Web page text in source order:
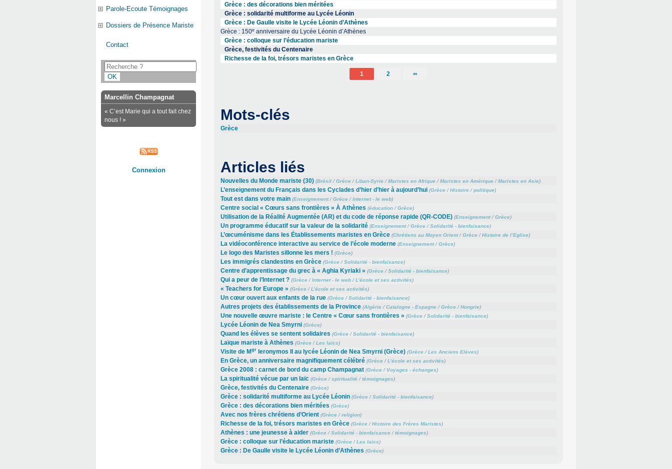
Grèce : des décorations bien méritées
Grèce : solidarité multiforme au Lycée Léonin
Grèce : De Gaulle visite le Lycée Léonin d’Athènes
Grèce : 150eanniversaire du Lycée Léonin d’Athènes
Grèce : colloque sur l’éducation mariste
Grèce, festivités du Centenaire
Richesse de la foi, trésors maristes en Grèce
1 2 ∞
Mots-clés
Grèce
Articles liés
Nouvelles du Monde mariste (30) (Brésil/Grèce/Liban-Syrie/Maristes en Afrique/Maristes en Amérique/Maristes en Asie)
L’enseignement du Français dans les Cyclades d’hier d’hier à aujourd’hui (Grèce/Histoire/politique)
Tout est dans votre main (Enseignement/Grèce/Internet - le web)
Centre social « Cœurs sans frontières » À Athènes (éducation/Grèce)
Utilisation de la Réalité Augmentée (AR) et du code de réponse rapide (QR-CODE) (Enseignement/Grèce)
Un programme éducatif sur la valeur de la solidarité (Enseignement/Grèce/Solidarité - bienfaisance)
L’œcuménisme dans les Établissements maristes en Grèce (Chrétiens au Moyen Orient/Grèce/Histoire de l’Eglise)
La vidéoconférence interactive au service de l’école moderne (Enseignement/Grèce)
Le logo des Maristes sillonne les mers ! (Grèce)
Les immigrés clandestins en Grèce (Grèce/Solidarité - bienfaisance)
Centre d’apprentissage du grec à « Aghia Kyriaki » (Grèce/Solidarité - bienfaisance)
Qui a peur de l’Internet ? (Grèce/Internet - le web/L’école et ses activités)
« Teachers for Europe » (Grèce/L’école et ses activités)
Un cœur ouvert aux enfants de la rue (Grèce/Solidarité - bienfaisance)
Autres projets des établissements de la Province (Algérie/Catalogne - Espagne/Grèce/Hongrie)
Une nouvelle œuvre mariste : le Centre « Cœur sans frontières » (Grèce/Solidarité - bienfaisance)
Lycée Léonin de Nea Smyrni (Grèce)
Quand les élèves se sentent solidaires (Grèce/Solidarité - bienfaisance)
Laïque mariste à Athènes (Grèce/Les laïcs)
Visite de MgrIeronymos II au lycée Léonin de Nea Smyrni (Grèce) (Grèce/Les Anciens Elèves)
En Grèce, un anniversaire magnifiquement célébré (Grèce/L’école et ses activités)
Grèce 2008 : carnet de bord du camp Champagnat (Grèce/ Voyages - échanges)
La spiritualité vécue par un laïc (Grèce/ spiritualité/témoignages)
Grèce, festivités du Centenaire (Grèce)
Grèce : solidarité multiforme au Lycée Léonin (Grèce/Solidarité - bienfaisance)
Grèce : des décorations bien méritées (Grèce)
Avec nos frères chrétiens d’Orient (Grèce/religion)
Richesse de la foi, trésors maristes en Grèce (Grèce/Histoire des Frères Maristes)
Athènes : une jeunesse à aider (Grèce/Solidarité - bienfaisance/témoignages)
Grèce : colloque sur l’éducation mariste (Grèce/Les laïcs)
Grèce : De Gaulle visite le Lycée Léonin d’Athènes (Grèce)
Parole-Ecoute Témoignages
Dossiers de Présence Mariste
Contact
Marcellin Champagnat
« C’est Marie qui a tout fait chez
nous ! »
Connexion